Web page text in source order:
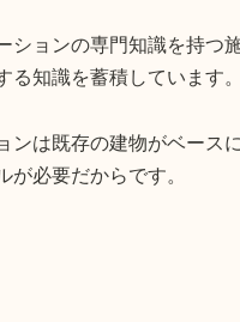
ションの専門知識を持つ
る知識を蓄積しています。
ンは既存の建物がベース
が必要だからです。